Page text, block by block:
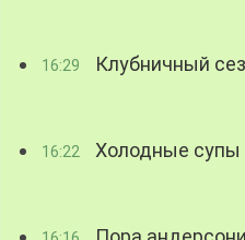
16:29 Клубничный
16:22 Холодные